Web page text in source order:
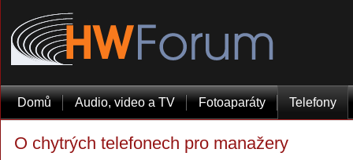
Domů Audio, video a TV Fotoaparáty Telefony
O chytrých telefonech pro manažery